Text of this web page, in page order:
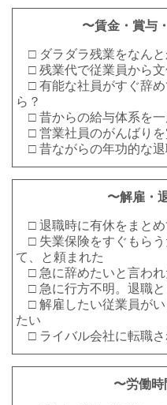
〜賃金・賞与
□ ダラダラ残業をなんと
□ 残業代で従業員から文
□ 有能な社員がすぐ辞
ら？
□ 昔からの給与体系を一
□ 営業社員のがんばりを
□ 昔ながらの年功的な
〜解雇・
□ 退職時に有休をまとめ
□ 失業保険をすぐもらう
て、と頼まれた
□ 急に辞めたいと言わ
□ 急に行方不明。退職
□ 解雇したい従業員が
たい
□ ライバル会社に転職さ
〜労働